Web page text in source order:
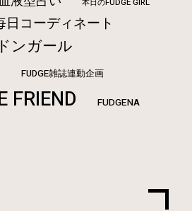
本日のFUDGE GIRL
コーディネート
ンガール
FUDGE雑誌連動企画
FRIEND FUDGENA